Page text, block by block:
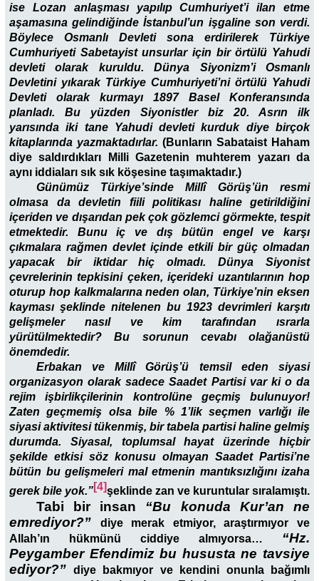
ise Lozan anlaşması yapılıp Cumhuriyet’i ilan etme
aşamasına gelindiğinde İstanbul’un işgaline son verdi.
Böylece Osmanlı Devleti sona erdirilerek Türkiye
Cumhuriyeti Sabetayist unsurlar için bir örtülü Yahudi
devleti olarak kuruldu. Dünya Siyonizm’i Osmanlı
Devletini yıkarak Türkiye Cumhuriyeti’ni örtülü Yahudi
Devleti olarak kurmayı 1897 Basel Konferansında
planladı. Bu yüzden Siyonistler biz 20. Asrın ilk
yarısında iki tane Yahudi devleti kurduk diye birçok
kitaplarında yazmaktadırlar. (Bunların Sabataist Haham
diye saldırdıkları Milli Gazetenin muhterem yazarı da
aynı iddiaları sık sık köşesine taşımaktadır.)
Günümüz Türkiye’sinde Millî Görüş’ün resmi
olmasa da devletin fiili politikası haline getirildiğini
içeriden ve dışarıdan pek çok gözlemci görmekte, tespit
etmektedir. Bunu iç ve dış bütün engel ve karşı
çıkmalara rağmen devlet içinde etkili bir güç olmadan
yapacak bir iktidar hiç olmadı. Dünya Siyonist
çevrelerinin tepkisini çeken, içerideki uzantılarının hop
oturup hop kalkmalarına neden olan, Türkiye’nin eksen
kayması şeklinde nitelenen bu 1923 devrimleri karşıtı
gelişmeler nasıl ve kim tarafından ısrarla
yürütülmektedir? Bu sorunun cevabı olağanüstü
önemdedir.
Erbakan ve Millî Görüş’ü temsil eden siyasi
organizasyon olarak sadece Saadet Partisi var ki o da
rejim işbirlikçilerinin kontrolüne geçmiş bulunuyor!
Zaten geçmemiş olsa bile % 1’lik seçmen varlığı ile
siyasi aktivitesi tükenmiş, bir tabela partisi haline gelmiş
durumda. Siyasal, toplumsal hayat üzerinde hiçbir
şekilde etkisi söz konusu olmayan Saadet Partisi’ne
bütün bu gelişmeleri mal etmenin mantıksızlığını izaha
gerek bile yok.”[4]şeklinde zan ve kuruntular sıralamıştı.
Tabi bir insan “Bu konuda Kur’an ne
emrediyor?”
diye merak etmiyor, araştırmıyor ve
Allah’ın hükmünü ciddiye almıyorsa… “Hz.
Peygamber Efendimiz bu hususta ne tavsiye
ediyor?” diye bakmıyor ve kendini onunla bağımlı